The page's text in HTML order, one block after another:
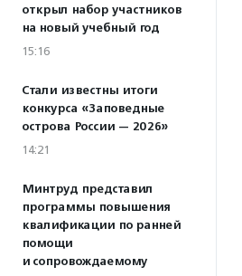
открыл набор участников
на новый учебный год
15:16
Стали известны итоги
конкурса «Заповедные
острова России — 2026»
14:21
Минтруд представил
программы повышения
квалификации по ранней
помощи
и сопровождаемому